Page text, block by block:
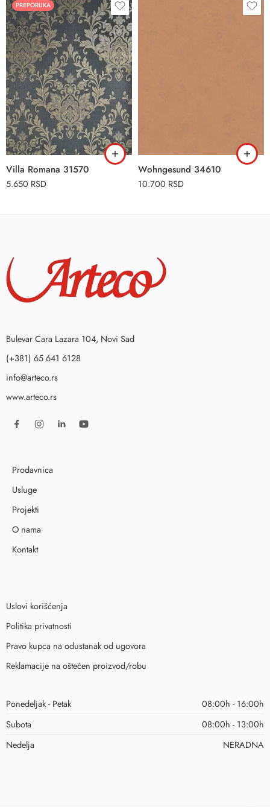
PREPORUKA
Villa Romana 31570
5.650 RSD
Wohngesund 34610
10.700 RSD
Bulevar Cara Lazara 104, Novi Sad
(+381) 65 641 6128
info@arteco.rs
www.arteco.rs
Prodavnica
Usluge
Projekti
O nama
Kontakt
Uslovi korišćenja
Politika privatnosti
Pravo kupca na odustanak od ugovora
Reklamacije na oštećen proizvod/robu
Ponedeljak - Petak
08:00h - 16:00h
Subota
08:00h - 13:00h
Nedelja
NERADNA